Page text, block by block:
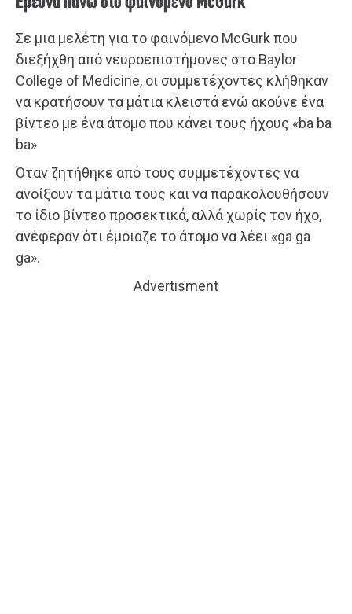
Σε μια μελέτη για το φαινόμενο McGurk που
διεξήχθη από νευροεπιστήμονες στο Baylor
College of Medicine, οι συμμετέχοντες κλήθηκαν
να κρατήσουν τα μάτια κλειστά ενώ ακούνε ένα
βίντεο με ένα άτομο που κάνει τους ήχους «ba ba
ba»
Όταν ζητήθηκε από τους συμμετέχοντες να
ανοίξουν τα μάτια τους και να παρακολουθήσουν
το ίδιο βίντεο προσεκτικά, αλλά χωρίς τον ήχο,
ανέφεραν ότι έμοιαζε το άτομο να λέει «ga ga
ga».
Advertisment